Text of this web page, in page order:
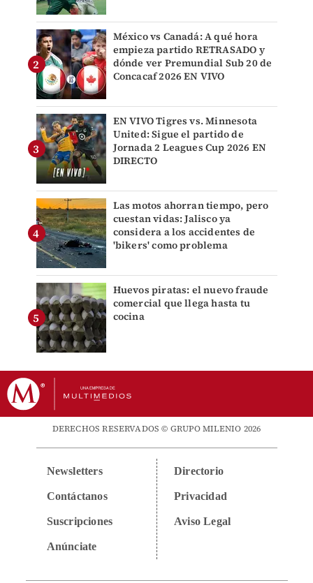
México vs Canadá: A qué hora
empieza partido RETRASADO y
dónde ver Premundial Sub 20 de
Concacaf 2026 EN VIVO
EN VIVO Tigres vs. Minnesota
United: Sigue el partido de
Jornada 2 Leagues Cup 2026 EN
DIRECTO
Las motos ahorran tiempo, pero
cuestan vidas: Jalisco ya
considera a los accidentes de
'bikers' como problema
Huevos piratas: el nuevo fraude
comercial que llega hasta tu
cocina
DERECHOS RESERVADOS © GRUPO MILENIO 2026
Newsletters
Contáctanos
Suscripciones
Anúnciate
Directorio
Privacidad
Aviso Legal